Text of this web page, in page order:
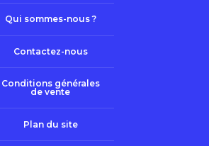
Qui sommes-nous ?
Contactez-nous
Conditions générales
de vente
Plan du site